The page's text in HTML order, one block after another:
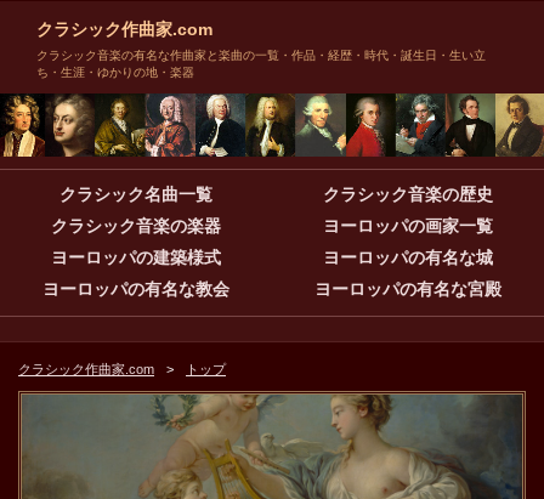
クラシック作曲家.com
クラシック音楽の有名な作曲家と楽曲の一覧・作品・経歴・時代・誕生日・生い立
ち・生涯・ゆかりの地・楽器
クラシック名曲一覧
クラシック音楽の歴史
クラシック音楽の楽器
ヨーロッパの画家一覧
ヨーロッパの建築様式
ヨーロッパの有名な城
ヨーロッパの有名な教会
ヨーロッパの有名な宮殿
クラシック作曲家.com トップ